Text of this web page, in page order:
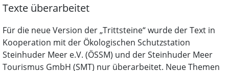
Texte überarbeitet
Für die neue Version der „Trittsteine“ wurde der Text in
Kooperation mit der Ökologischen Schutzstation
Steinhuder Meer e.V. (ÖSSM) und der Steinhuder Meer
Tourismus GmbH (SMT) nur überarbeitet. Neue Themen